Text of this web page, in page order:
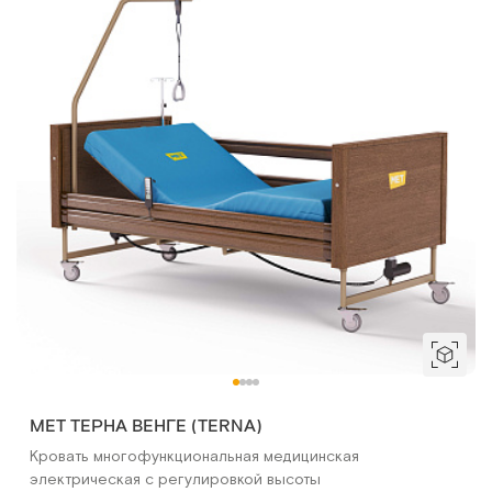
MET ТЕРНА ВЕНГЕ (TERNA)
Кровать многофункциональная медицинская
электрическая с регулировкой высоты